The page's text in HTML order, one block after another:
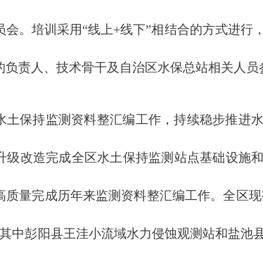
。培训采用“线上+线下”相结合的方式进行
责人、技术骨干及自治区水保总站相关人员
土保持监测资料整汇编工作，持续稳步推进
级改造完成全区水土保持监测站点基础设施
质量完成历年来监测资料整汇编工作。全区
中彭阳县王洼小流域水力侵蚀观测站和盐池